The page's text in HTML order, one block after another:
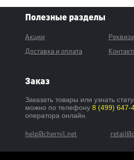
Полезные разделы
Акции
Доставка и оплата
Заказ
Заказать товары или узнать
можно по телефону8 (499) 647-
оператора онлайн.
help@chernil.net